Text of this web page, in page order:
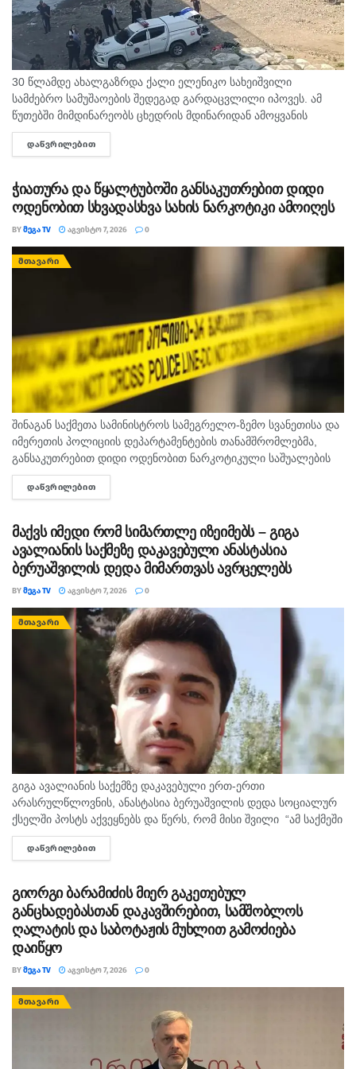
მწეველს, არამედ გარშემომყოფებსაც.
მსოფლიოს 50 ქვეყანა კრძლავს ელექტრონული
სიგარეტის გამოყენებას, ასევე გახურებადი
თამბაქოსგან თავისუფალია” , – განაცხადა ბახტურიძემ.
თეგები: ელექტრონული სიგარეტი თამბაქო
ფილტვის დაავადება
30 წლამდე ახალგაზრდა ქალი ელენიკო სახეიშვილი
სამძებრო სამუშაოების შედეგად გარდაცვლილი იპოვეს. ამ
წუთებში მიმდინარეობს ცხედრის მდინარიდან ამოყვანის
ოპერაცია. ინფორმაციას ,,თაიმერი" ავრცელებს.
ᲓᲐᲬᲕᲠᲘᲚᲔᲑᲘᲗ
ჭიათურა და წყალტუბოში განსაკუთრებით დიდი
ოდენობით სხვადასხვა სახის ნარკოტიკი ამოიღეს
BYᲛᲔᲒᲐ TV ᲐᲒᲕᲘᲡᲢᲝ 7, 2026 0
ᲛᲗᲐᲕᲐᲠᲘ
შინაგან საქმეთა სამინისტროს სამეგრელო-ზემო სვანეთისა და
იმერეთის პოლიციის დეპარტამენტების თანამშრომლებმა,
განსაკუთრებით დიდი ოდენობით ნარკოტიკული საშუალების
უკანონო შეძენა-შენახვისა და რეალიზაციის ხელშეწყობის,
ასევე ნარკოტიკული ნივთიერების შემცველი მცენარის
ᲓᲐᲬᲕᲠᲘᲚᲔᲑᲘᲗ
მაქვს იმედი რომ სიმართლე იზეიმებს – გიგა
ავალიანის საქმეზე დაკავებული ანასტასია
ბერუაშვილის დედა მიმართვას ავრცელებს
BYᲛᲔᲒᲐ TV ᲐᲒᲕᲘᲡᲢᲝ 7, 2026 0
ᲛᲗᲐᲕᲐᲠᲘ
გიგა ავალიანის საქემზე დაკავებული ერთ-ერთი
არასრულწლოვნის, ანასტასია ბერუაშვილის დედა სოციალურ
ქსელში პოსტს აქვეყნებს და წერს, რომ მისი შვილი “ამ საქმეში
მართლაც რომ თავში კი არა შუაშიც არაა.“ მისი თქმით, ის
რომ...
ᲓᲐᲬᲕᲠᲘᲚᲔᲑᲘᲗ
გიორგი ბარამიძის მიერ გაკეთებულ
განცხადებასთან დაკავშირებით, სამშობლოს
ღალატის და საბოტაჟის მუხლით გამოძიება
დაიწყო
BYᲛᲔᲒᲐ TV ᲐᲒᲕᲘᲡᲢᲝ 7, 2026 0
ᲛᲗᲐᲕᲐᲠᲘ